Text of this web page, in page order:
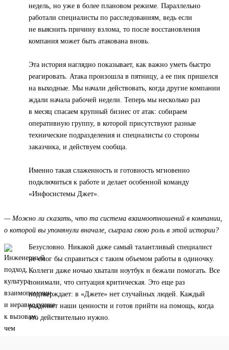
недель, но уже в более плановом режиме. Параллельно
работали специалисты по расследованиям, ведь если
не выяснить причину взлома, то после восстановления
компания может быть атакована вновь.
Эта история наглядно показывает, как важно уметь быстро
реагировать. Атака произошла в пятницу, а ее пик пришелся
на выходные. Мы начали действовать, когда другие компании
ждали начала рабочей недели. Теперь мы несколько раз
в месяц спасаем крупный бизнес от атак: собираем
оперативную группу, в которой присутствуют разные
технические подразделения и специалисты со стороны
заказчика, и действуем сообща.
Именно такая слаженность и готовность мгновенно
подключиться к работе и делает особенной команду
«Инфосистемы Джет».
— Можно ли сказать, что та система взаимоотношений в компании,
о которой вы упомянули вначале, сыграла свою роль в этой истории?
Безусловно. Никакой даже самый талантливый специалист
не смог бы справиться с таким объемом работы в одиночку.
Коллеги даже ночью хватали ноутбук и бежали помогать. Все
понимали, что ситуация критическая. Это еще раз
подтверждает: в «Джете» нет случайных людей. Каждый
разделяет наши ценности и готов прийти на помощь, когда
это действительно нужно.